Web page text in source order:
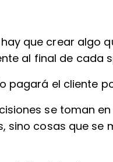
que crear algo
al final de cada
pagará el cliente
se toman
sino cosas que se